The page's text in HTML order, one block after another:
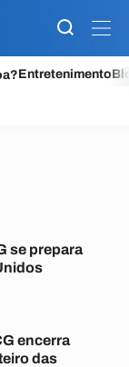
Entretenimento
se prepara
encerra
das